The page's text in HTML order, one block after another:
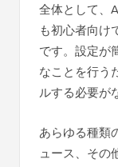
全体として、
も初心者向け
です。設定が
なことを行う
ルする必要が
あらゆる種類
ュース、その